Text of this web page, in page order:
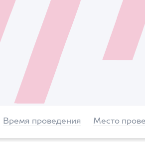
Время проведения Место